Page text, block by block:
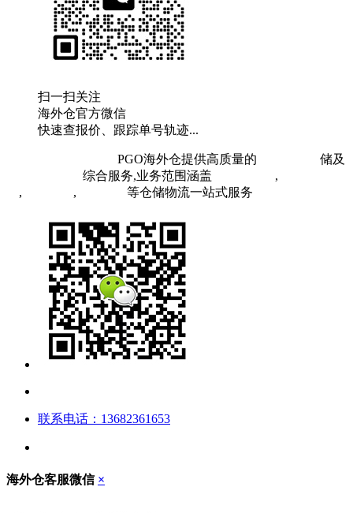
扫一扫关注
海外仓官方微信
快速查报价、跟踪单号轨迹...
PGO海外仓提供高质量的
储及
综合服务,业务范围涵盖 ,
, , 等仓储物流一站式服务
联系电话：13682361653
海外仓客服微信 ×